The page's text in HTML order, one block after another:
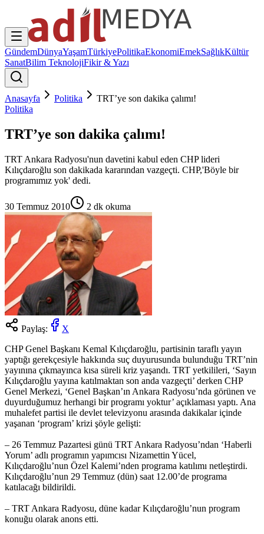
GündemDünyaYaşamTürkiyePolitikaEkonomiEmekSağlıkKültür
SanatBilim TeknolojiFikir & Yazı
Anasayfa Politika
TRT’ye son dakika çalımı!
Politika
TRT’ye son dakika çalımı!
TRT Ankara Radyosu'nun davetini kabul eden CHP lideri
Kılıçdaroğlu son dakikada kararından vazgeçti. CHP,'Böyle bir
programımız yok' dedi.
30 Temmuz 2010 2 dk okuma
Paylaş:
X
CHP Genel Başkanı Kemal Kılıçdaroğlu, partisinin taraflı yayın
yaptığı gerekçesiyle hakkında suç duyurusunda bulunduğu TRT’nin
yayınına çıkmayınca kısa süreli kriz yaşandı. TRT yetkilileri, ‘Sayın
Kılıçdaroğlu yayına katılmaktan son anda vazgeçti’ derken CHP
Genel Merkezi, ‘Genel Başkan’ın Ankara Radyosu’nda görünen ve
duyurduğumuz herhangi bir programı yoktur’ açıklaması yaptı. Ana
muhalefet partisi ile devlet televizyonu arasında dakikalar içinde
yaşanan ‘program’ krizi şöyle gelişti:
– 26 Temmuz Pazartesi günü TRT Ankara Radyosu’ndan ‘Haberli
Yorum’ adlı programın yapımcısı Nizamettin Yücel,
Kılıçdaroğlu’nun Özel Kalemi’nden programa katılımı netleştirdi.
Kılıçdaroğlu’nun 29 Temmuz (dün) saat 12.00’de programa
katılacağı bildirildi.
– TRT Ankara Radyosu, düne kadar Kılıçdaroğlu’nun program
konuğu olarak anons etti.